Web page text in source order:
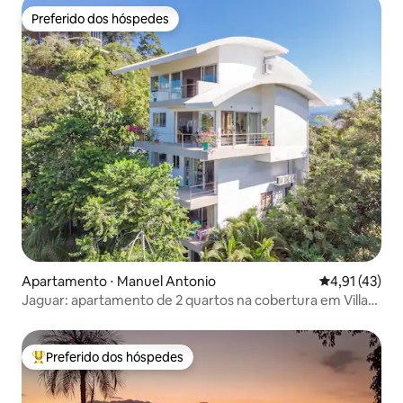
Preferido dos hóspedes
Preferido dos hóspedes
Apartamento ⋅ Manuel Antonio 4,91 de uma
4,91 (43)
Jaguar: apartamento de 2 quartos na cobertura em Villa
Entre os melhores preferidos dos hóspedes
Preferido dos hóspedes